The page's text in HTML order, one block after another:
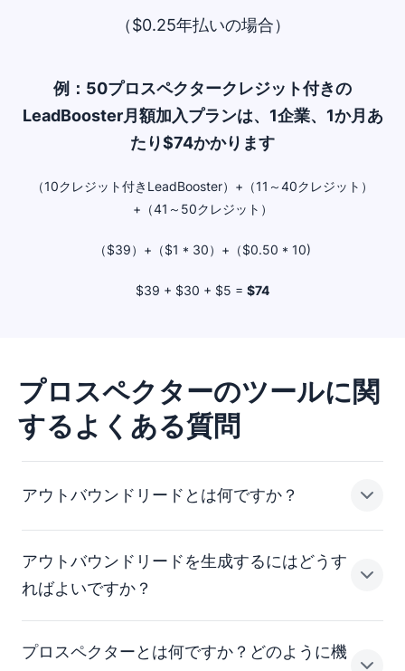
（$0.25年払いの場合）
例：50プロスペクタークレジット付きの
LeadBooster月額加入プランは、1企業、1か月あ
たり$74かかります
（10クレジット付きLeadBooster）+（11～40クレジット）
+（41～50クレジット）
（$39）+（$1 * 30）+（$0.50 * 10)
$39 + $30 + $5 = $74
プロスペクターのツールに関
するよくある質問
アウトバウンドリードとは何ですか？
アウトバウンドリードとは、向こうから来るリードでは
アウトバウンドリードを生成するにはどうす
ればよいですか？
プロスペクターとは何ですか？どのように機